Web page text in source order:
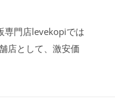
専門店levekopiでは
店として、激安価